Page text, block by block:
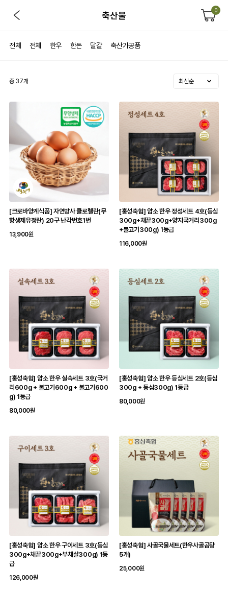
축산물 0
전체 전체 한우 한돈 달걀 축산가공품
총 37개
[크로바양계식품] 자연방사 클로렐란(무
항생제유정란) 20구 난각번호1번
13,900원
[홍성축협] 암소 한우 정성세트 4호(등심
300g+채끝300g+양지국거리300g
+불고기300g) 1등급
116,000원
[홍성축협] 암소 한우 실속세트 3호(국거
리600g + 불고기600g + 불고기600
g) 1등급
80,000원
[홍성축협] 암소 한우 등심세트 2호(등심
300g + 등심300g) 1등급
80,000원
[홍성축협] 암소 한우 구이세트 3호(등심
300g+채끝300g+부채살300g) 1등
급
126,000원
[홍성축협] 사골국물세트(한우사골곰탕
5개)
25,000원